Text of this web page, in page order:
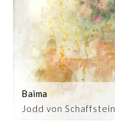
Jodd von Schaffstein
Baima